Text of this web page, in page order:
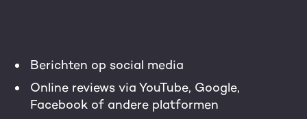
Berichten op social media
Online reviews via YouTube, Google,
Facebook of andere platformen